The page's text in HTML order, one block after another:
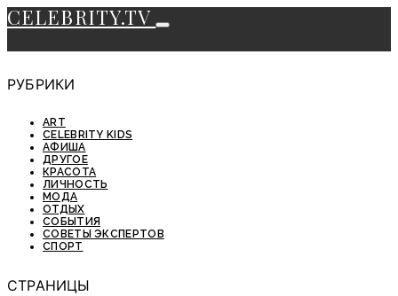
CELEBRITY.TV
РУБРИКИ
ART
CELEBRITY KIDS
АФИША
ДРУГОЕ
КРАСОТА
ЛИЧНОСТЬ
МОДА
ОТДЫХ
СОБЫТИЯ
СОВЕТЫ ЭКСПЕРТОВ
СПОРТ
СТРАНИЦЫ